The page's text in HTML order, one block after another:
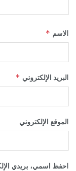
الاسم *
البريد الإلكتروني *
الموقع الإلكتروني
احفظ اسمي، بريدي